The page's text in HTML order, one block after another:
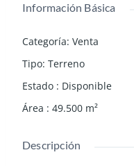
Información Básica
Categoría: Venta
Tipo: Terreno
Estado : Disponible
Área : 49.500 m²
Descripción